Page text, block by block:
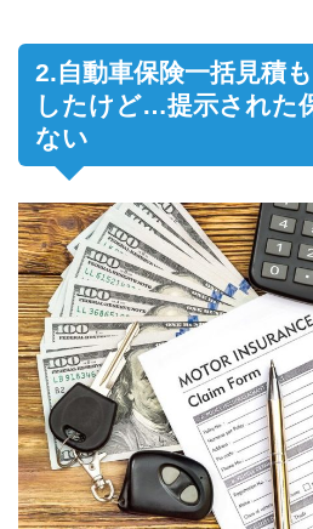
2.自動車保険一括見積
したけど…提示された
ない